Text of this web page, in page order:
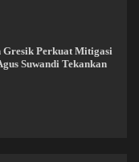
Gresik Perkuat Mitigasi
Suwandi Tekankan